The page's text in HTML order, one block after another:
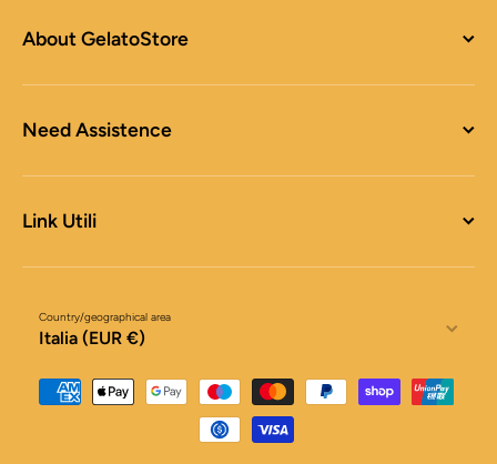
About GelatoStore
Need Assistence
Link Utili
Country/geographical area
Italia (EUR €)
Payment methods